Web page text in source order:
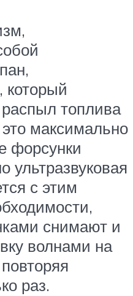
который
топлива
максимально
форсунки
ультразвуковая
с этим
снимают и
волнами на
раз.